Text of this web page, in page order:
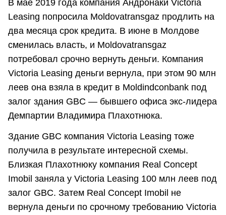
В мае 2019 года компания Андронаки Victoria
Leasing попросила Moldovatransgaz продлить на
два месяца срок кредита. В июне в Молдове
сменилась власть, и Moldovatransgaz
потребовал срочно вернуть деньги. Компания
Victoria Leasing деньги вернула, при этом 90 млн
леев она взяла в кредит в Moldindconbank под
залог здания GBC — бывшего офиса экс-лидера
Демпартии Владимира Плахотнюка.
Здание GBC компания Victoria Leasing тоже
получила в результате интересной схемы.
Близкая Плахотнюку компания Real Concept
Imobil заняла у Victoria Leasing 100 млн леев под
залог GBC. Затем Real Concept Imobil не
вернула деньги по срочному требованию Victoria